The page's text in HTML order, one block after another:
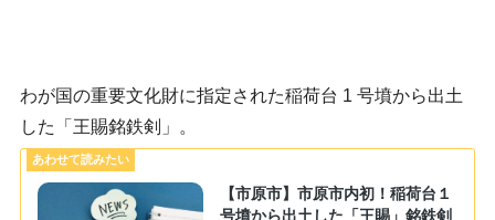
わが国の重要文化財に指定された稲荷台 1 号墳から出土
した「王賜銘鉄剣」。
【市原市】市原市内初！稲荷台１
号墳から出土した「王賜」銘鉄剣